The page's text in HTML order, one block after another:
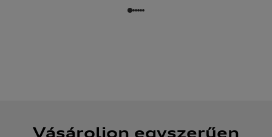
Vásároljon egyszerűen